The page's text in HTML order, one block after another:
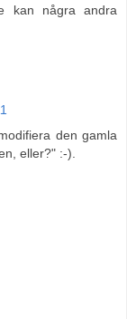
kan några andra
den gamla
eller?" :-).